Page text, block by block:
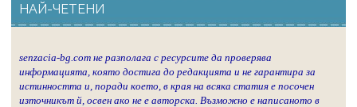
НАЙ-ЧЕТЕНИ
senzacia-bg.com не разполага с ресурсите да проверява
информацията, която достига до редакцията и не гарантира за
истинността и, поради което, в края на всяка статия е посочен
източникът й, освен ако не е авторска. Възможно е написаното в